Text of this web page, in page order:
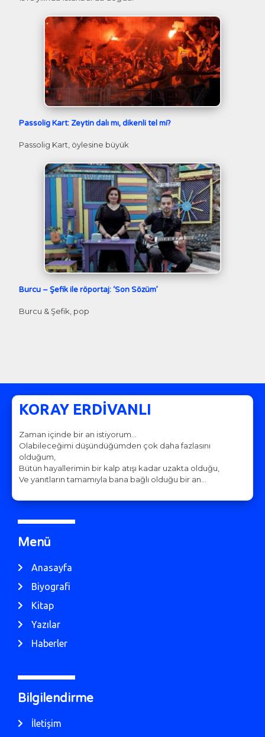
Passolig Kart: Zeytin dalı mı, dikenli tel mi?
Passolig Kart, öylesine büyük
Burcu – Şefik ile röportaj: ‘Son Sözüm’
Burcu & Şefik, pop
KORAY ERDİVANLI
Zaman içinde bir an istiyorum…
Olabileceğimi düşündüğümden çok daha fazlasını
olduğum,
Bütün hayallerimin bir kalp atışı kadar uzakta olduğu,
Ve yanıtların tamamıyla bana bağlı olduğu bir an…
Menü
Anasayfa
Biyografi
Kitap
Yazılar
Haberler
Bilgilendirme
İletişim